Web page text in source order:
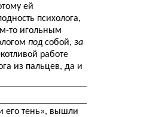
ей
психолога,
то игольным
подсобой, за
работе
из пальцев, да и
его тень», вышли